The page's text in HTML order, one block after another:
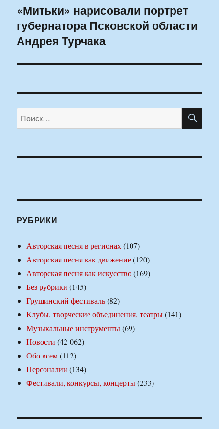
Следующая
запись:
«Митьки» нарисовали портрет
губернатора Псковской области
Андрея Турчака
Искать:
РУБРИКИ
Авторская песня в регионах(107)
Авторская песня как движение(120)
Авторская песня как искусство(169)
Без рубрики (145)
Грушинский фестиваль(82)
Клубы, творческие объединения, театры(141)
Музыкальные инструменты(69)
Новости (42 062)
Обо всем(112)
Персоналии (134)
Фестивали, конкурсы, концерты(233)